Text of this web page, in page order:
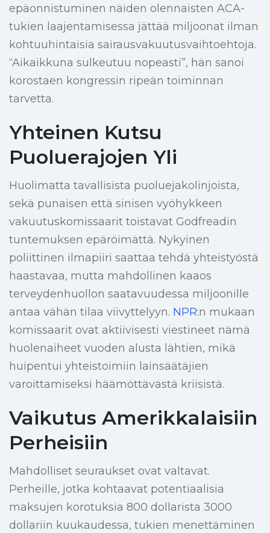
epäonnistuminen näiden olennaisten ACA-
tukien laajentamisessa jättää miljoonat ilman
kohtuuhintaisia sairausvakuutusvaihtoehtoja.
“Aikaikkuna sulkeutuu nopeasti”, hän sanoi
korostaen kongressin ripeän toiminnan
tarvetta.
Yhteinen Kutsu
Puoluerajojen Yli
Huolimatta tavallisista puoluejakolinjoista,
sekä punaisen että sinisen vyöhykkeen
vakuutuskomissaarit toistavat Godfreadin
tuntemuksen epäröimättä. Nykyinen
poliittinen ilmapiiri saattaa tehdä yhteistyöstä
haastavaa, mutta mahdollinen kaaos
terveydenhuollon saatavuudessa miljoonille
antaa vähän tilaa viivyttelyyn. NPR:n mukaan
komissaarit ovat aktiivisesti viestineet nämä
huolenaiheet vuoden alusta lähtien, mikä
huipentui yhteistoimiin lainsäätäjien
varoittamiseksi häämöttävästä kriisistä.
Vaikutus Amerikkalaisiin
Perheisiin
Mahdolliset seuraukset ovat valtavat.
Perheille, jotka kohtaavat potentiaalisia
maksujen korotuksia 800 dollarista 3000
dollariin kuukaudessa, tukien menettäminen